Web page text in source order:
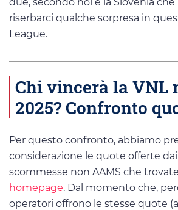
riserbarci qualche sorpresa in
League.
Chi vincerà la VNL
2025? Confronto
Per questo confronto, abbiamo
considerazione le quote offerte dai
scommesse non AAMS che
homepage. Dal momento che,
operatori offrono le stesse quote